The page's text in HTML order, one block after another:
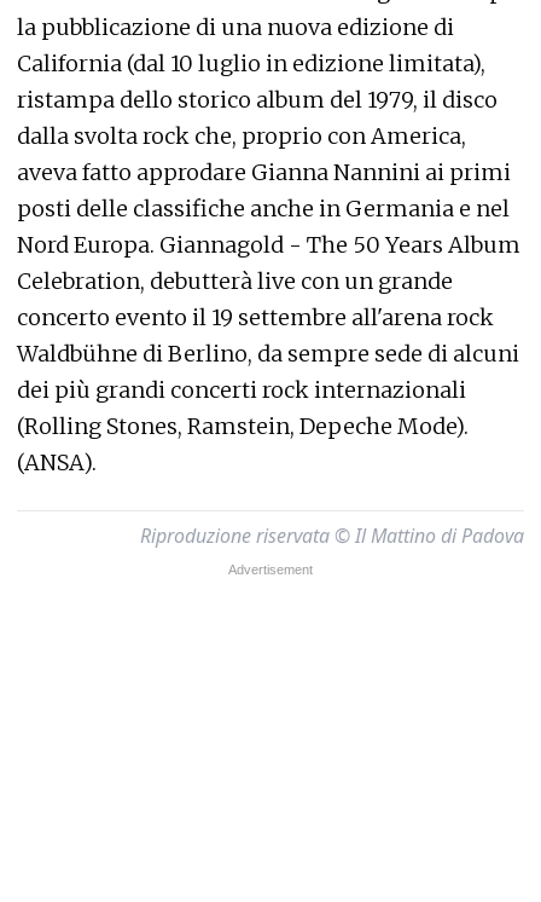
la pubblicazione di una nuova edizione di
California (dal 10 luglio in edizione limitata),
ristampa dello storico album del 1979, il disco
dalla svolta rock che, proprio con America,
aveva fatto approdare Gianna Nannini ai primi
posti delle classifiche anche in Germania e nel
Nord Europa. Giannagold - The 50 Years Album
Celebration, debutterà live con un grande
concerto evento il 19 settembre all'arena rock
Waldbühne di Berlino, da sempre sede di alcuni
dei più grandi concerti rock internazionali
(Rolling Stones, Ramstein, Depeche Mode).
(ANSA).
Riproduzione riservata © Il Mattino di Padova